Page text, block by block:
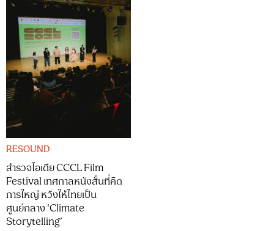
RESOUND
สำรวจไอเดีย CCCL Film
Festival เทศกาลหนังสั้นที่คิด
การใหญ่ หวังให้ไทยเป็น
ศูนย์กลาง ‘Climate
Storytelling’